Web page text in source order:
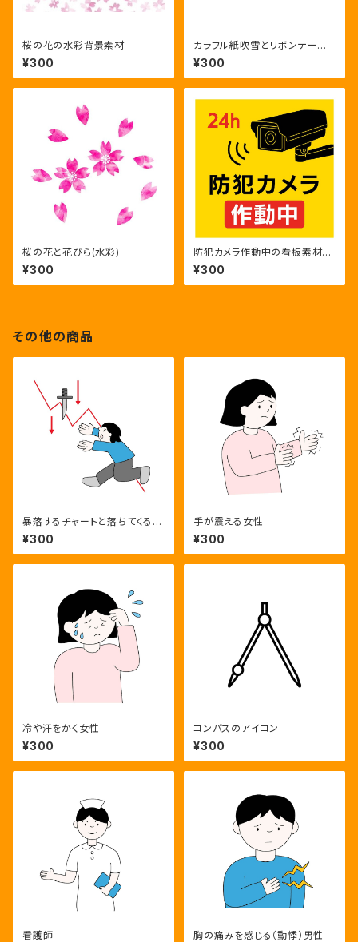
桜の花の水彩背景素材
¥300
カラフル紙吹雪とリボンテープ
とSALE文字のポップなセール
告知バナー
¥300
桜の花と花びら(水彩)
¥300
防犯カメラ作動中の看板素材と
24時間監視のカラー・モノクロ
¥300
その他の商品
暴落するチャートと落ちてくるナ
イフを掴もうとする投資家
¥300
手が震える女性
¥300
冷や汗をかく女性
¥300
コンパスのアイコン
¥300
看護師 胸の痛みを感じる（動悸）男性